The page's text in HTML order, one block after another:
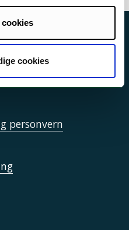
cookies
personvern